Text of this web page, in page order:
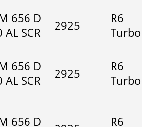
656 D
AL SCR
2925
R6
Turbo
656 D
AL SCR
2925
R6
Turbo
656 D R6